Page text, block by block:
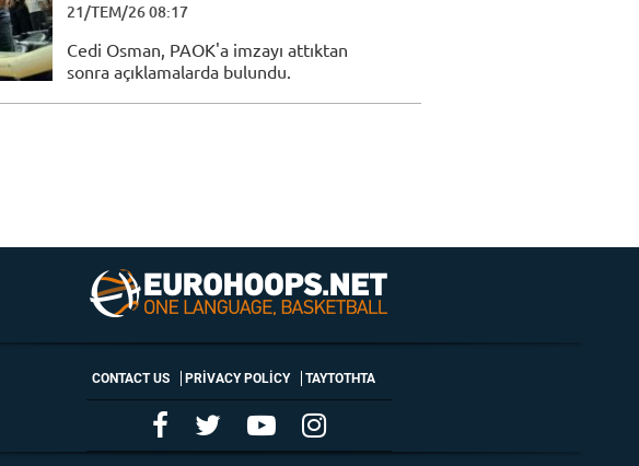
21/TEM/26 08:17
Cedi Osman, PAOK'a imzayı attıktan
sonra açıklamalarda bulundu.
CONTACT US PRIVACY POLICY ΤΑΥΤΟΤΗΤΑ